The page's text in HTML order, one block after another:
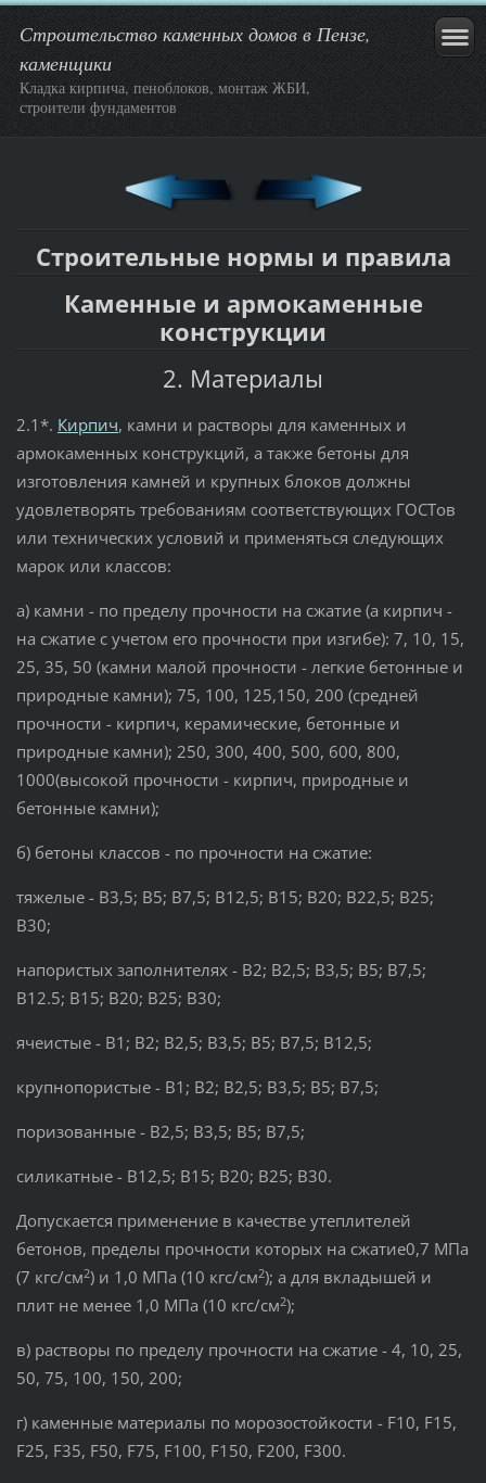
Строительство каменных домов в Пензе,
каменщики
Кладка кирпича, пеноблоков, монтаж ЖБИ,
строители фундаментов
Строительные нормы и правила
Каменные и армокаменные
конструкции
2. Материалы
2.1*. Кирпич, камни и растворы для каменных и
армокаменных конструкций, а также бетоны для
изготовления камней и крупных блоков должны
удовлетворять требованиям соответствующих ГОСТов
или технических условий и применяться следующих
марок или классов:
а) камни - по пределу прочности на сжатие (а кирпич -
на сжатие с учетом его прочности при изгибе): 7, 10, 15,
25, 35, 50 (камни малой прочности - легкие бетонные и
природные камни); 75, 100, 125,150, 200 (средней
прочности - кирпич, керамические, бетонные и
природные камни); 250, 300, 400, 500, 600, 800,
1000(высокой прочности - кирпич, природные и
бетонные камни);
б) бетоны классов - по прочности на сжатие:
тяжелые - В3,5; В5; В7,5; В12,5; В15; В20; В22,5; В25;
В30;
напористых заполнителях - В2; В2,5; В3,5; В5; В7,5;
В12.5; В15; В20; В25; В30;
ячеистые - В1; В2; В2,5; В3,5; В5; В7,5; В12,5;
крупнопористые - В1; В2; В2,5; В3,5; В5; В7,5;
поризованные - В2,5; В3,5; В5; В7,5;
силикатные - В12,5; В15; В20; В25; В30.
Допускается применение в качестве утеплителей
бетонов, пределы прочности которых на сжатие0,7 МПа
(7 кгс/см2) и 1,0 МПа (10 кгс/см2); а для вкладышей и
плит не менее 1,0 МПа (10 кгс/см2);
в) растворы по пределу прочности на сжатие - 4, 10, 25,
50, 75, 100, 150, 200;
г) каменные материалы по морозостойкости - F10, F15,
F25, F35, F50, F75, F100, F150, F200, F300.